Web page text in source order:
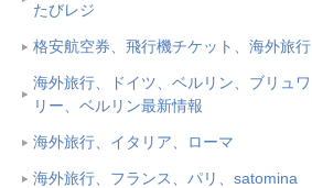
たびレジ
格安航空券、飛行機チケット、海外旅行
海外旅行、ドイツ、ベルリン、ブリュワ
リー、ベルリン最新情報
海外旅行、イタリア、ローマ
海外旅行、フランス、パリ、satomina